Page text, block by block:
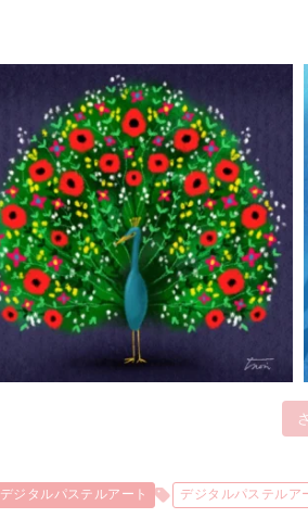
デジタルパステルアート デジタルパステルア